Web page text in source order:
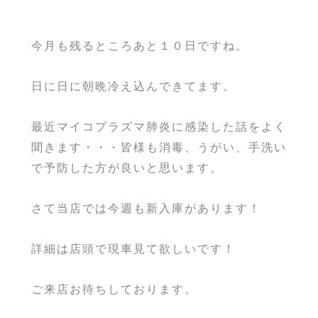
今月も残るところあと１０日ですね。
日に日に朝晩冷え込んできてます。
最近マイコプラズマ肺炎に感染した話をよく
聞きます・・・皆様も消毒、うがい、手洗い
で予防した方が良いと思います。
さて当店では今週も新入庫があります！
詳細は店頭で現車見て欲しいです！
ご来店お待ちしております。